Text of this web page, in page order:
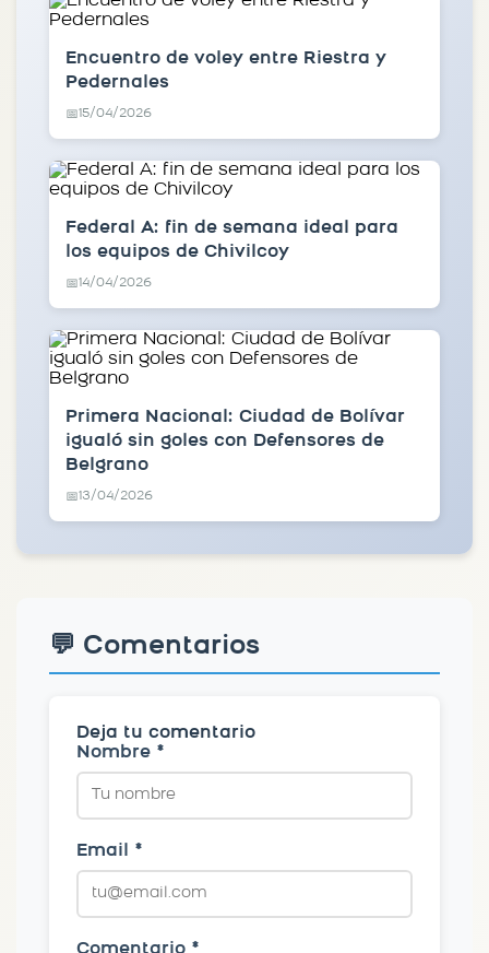
Encuentro de voley entre Riestra y
Pedernales
📅15/04/2026
Federal A: fin de semana ideal para
los equipos de Chivilcoy
📅14/04/2026
Primera Nacional: Ciudad de Bolívar
igualó sin goles con Defensores de
Belgrano
📅13/04/2026
💬 Comentarios
Deja tu comentario
Nombre *
Email *
Comentario *